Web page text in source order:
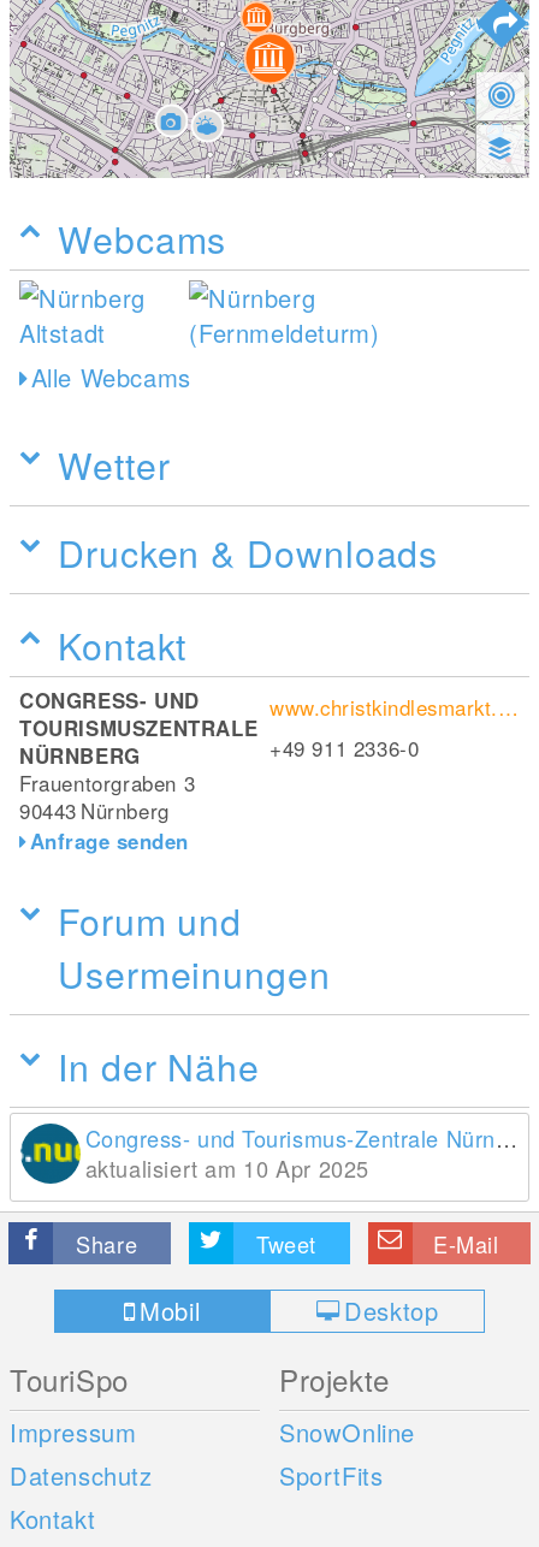
Webcams
Alle Webcams
Wetter
Drucken & Downloads
Kontakt
CONGRESS- UND
TOURISMUSZENTRALE
NÜRNBERG
Frauentorgraben 3
90443 Nürnberg
Anfrage senden
www.christkindlesmarkt.de/
+49 911 2336-0
Forum und
Usermeinungen
In der Nähe
Congress- und Tourismus-Zentrale Nürnberg
aktualisiert am 10 Apr 2025
Share Tweet E-Mail
Mobil Desktop
TouriSpo
Impressum
Datenschutz
Kontakt
Projekte
SnowOnline
SportFits